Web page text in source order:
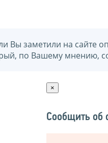
Вы заметили на сайте
по Вашему мнению,
×
Сообщить об